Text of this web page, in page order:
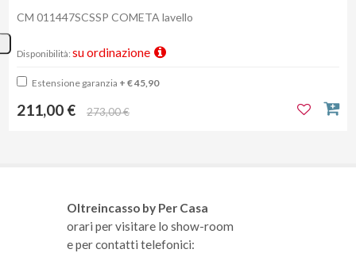
CM 011447SCSSP COMETA lavello
Disponibilità: su ordinazione
Estensione garanzia + € 45,90
211,00 € 273,00 €
Oltreincasso by Per Casa
orari per visitare lo show-room
e per contatti telefonici: